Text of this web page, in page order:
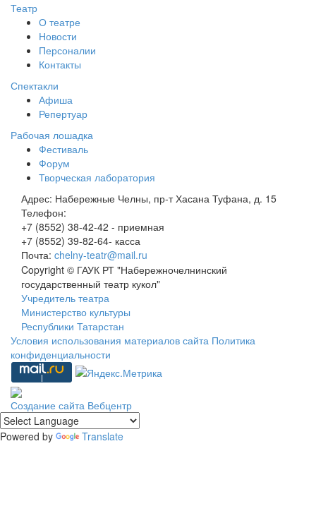
Театр
О театре
Новости
Персоналии
Контакты
Спектакли
Афиша
Репертуар
Рабочая лошадка
Фестиваль
Форум
Творческая лаборатория
Адрес: Набережные Челны, пр-т Хасана Туфана, д. 15
Телефон:
+7 (8552) 38-42-42 - приемная
+7 (8552) 39-82-64- касса
Почта: chelny-teatr@mail.ru
Copyright © ГАУК РТ "Набережночелнинский
государственный театр кукол"
Учредитель театра
Министерство культуры
Республики Татарстан
Условия использования материалов сайта Политика
конфиденциальности
Создание сайта Вебцентр
Powered by Translate